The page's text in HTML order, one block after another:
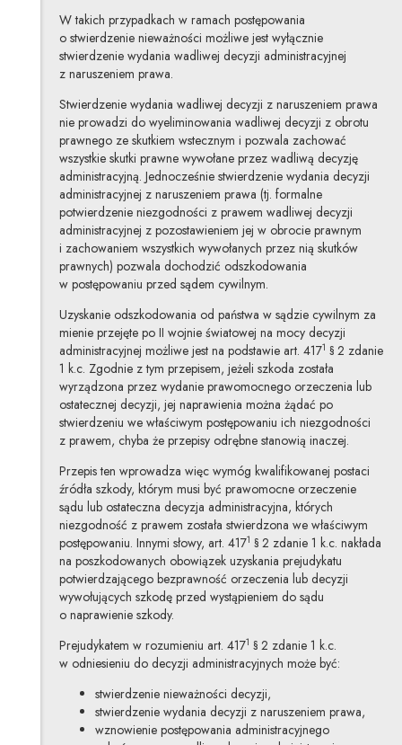
W takich przypadkach w ramach postępowania
o stwierdzenie nieważności możliwe jest wyłącznie
stwierdzenie wydania wadliwej decyzji administracyjnej
z naruszeniem prawa.
Stwierdzenie wydania wadliwej decyzji z naruszeniem prawa
nie prowadzi do wyeliminowania wadliwej decyzji z obrotu
prawnego ze skutkiem wstecznym i pozwala zachować
wszystkie skutki prawne wywołane przez wadliwą decyzję
administracyjną. Jednocześnie stwierdzenie wydania decyzji
administracyjnej z naruszeniem prawa (tj. formalne
potwierdzenie niezgodności z prawem wadliwej decyzji
administracyjnej z pozostawieniem jej w obrocie prawnym
i zachowaniem wszystkich wywołanych przez nią skutków
prawnych) pozwala dochodzić odszkodowania
w postępowaniu przed sądem cywilnym.
Uzyskanie odszkodowania od państwa w sądzie cywilnym za
mienie przejęte po II wojnie światowej na mocy decyzji
administracyjnej możliwe jest na podstawie art. 4171 § 2 zdanie
1 k.c. Zgodnie z tym przepisem, jeżeli szkoda została
wyrządzona przez wydanie prawomocnego orzeczenia lub
ostatecznej decyzji, jej naprawienia można żądać po
stwierdzeniu we właściwym postępowaniu ich niezgodności
z prawem, chyba że przepisy odrębne stanowią inaczej.
Przepis ten wprowadza więc wymóg kwalifikowanej postaci
źródła szkody, którym musi być prawomocne orzeczenie
sądu lub ostateczna decyzja administracyjna, których
niezgodność z prawem została stwierdzona we właściwym
postępowaniu. Innymi słowy, art. 4171 § 2 zdanie 1 k.c. nakłada
na poszkodowanych obowiązek uzyskania prejudykatu
potwierdzającego bezprawność orzeczenia lub decyzji
wywołujących szkodę przed wystąpieniem do sądu
o naprawienie szkody.
Prejudykatem w rozumieniu art. 4171 § 2 zdanie 1 k.c.
w odniesieniu do decyzji administracyjnych może być:
stwierdzenie nieważności decyzji,
stwierdzenie wydania decyzji z naruszeniem prawa,
wznowienie postępowania administracyjnego